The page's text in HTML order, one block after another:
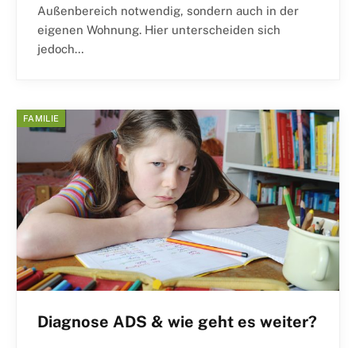
Außenbereich notwendig, sondern auch in der
eigenen Wohnung. Hier unterscheiden sich
jedoch…
FAMILIE
Diagnose ADS & wie geht es weiter?